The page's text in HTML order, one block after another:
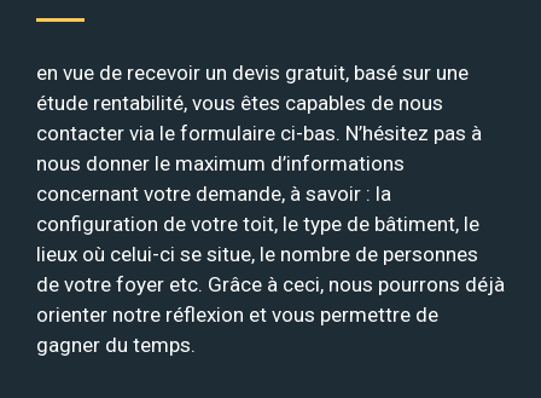
en vue de recevoir un devis gratuit, basé sur une
étude rentabilité, vous êtes capables de nous
contacter via le formulaire ci-bas. N’hésitez pas à
nous donner le maximum d’informations
concernant votre demande, à savoir : la
configuration de votre toit, le type de bâtiment, le
lieux où celui-ci se situe, le nombre de personnes
de votre foyer etc. Grâce à ceci, nous pourrons déjà
orienter notre réflexion et vous permettre de
gagner du temps.